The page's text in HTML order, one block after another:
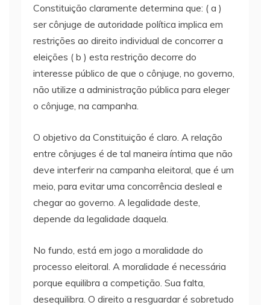
Constituição claramente determina que: ( a )
ser cônjuge de autoridade política implica em
restrições ao direito individual de concorrer a
eleições ( b ) esta restrição decorre do
interesse público de que o cônjuge, no governo,
não utilize a administração pública para eleger
o cônjuge, na campanha.
O objetivo da Constituição é claro. A relação
entre cônjuges é de tal maneira íntima que não
deve interferir na campanha eleitoral, que é um
meio, para evitar uma concorrência desleal e
chegar ao governo. A legalidade deste,
depende da legalidade daquela.
No fundo, está em jogo a moralidade do
processo eleitoral. A moralidade é necessária
porque equilibra a competição. Sua falta,
desequilibra. O direito a resguardar é sobretudo